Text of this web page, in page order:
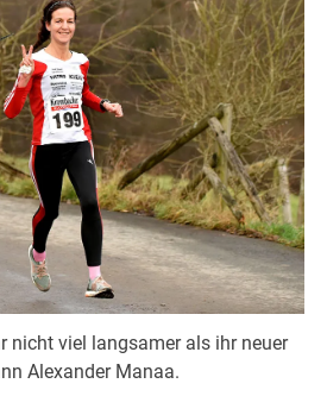
nicht viel langsamer als ihr neuer
Alexander Manaa.